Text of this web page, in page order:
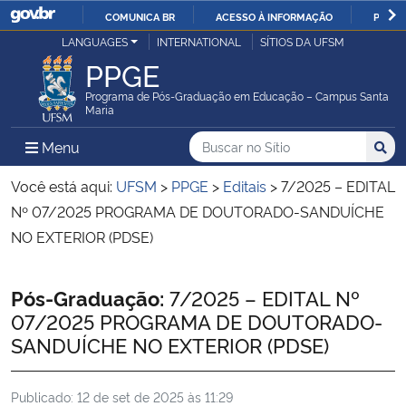
IR
O
COMUNICA BR ACESSO À INFORMAÇÃO
Ministério da Justiça e Segurança Pública
Ministério da Defesa
Ministério das Relações Exteriores
Ministério da Economia
Ministério da Agricultura, Pecuária e Abastecimento
Ministério da Educação
LANGUAGES INTERNATIONAL SÍTIOS DA UFSM
PPGE
Programa de Pós-Graduação em Educação – Campus Santa
Maria
Menu Menu Principal do Sítio
Busca
Buscar no no Sítio
Busca:
Você está aqui: UFSM > PPGE > Editais >7/2025 – EDITAL
Nº 07/2025 PROGRAMA DE DOUTORADO-SANDUÍCHE
NO EXTERIOR (PDSE)
Início do conteúdo
Pós-Graduação: 7/2025 – EDITAL Nº
07/2025 PROGRAMA DE DOUTORADO-
SANDUÍCHE NO EXTERIOR (PDSE)
Publicado: 12 de set de 2025 às 11:29